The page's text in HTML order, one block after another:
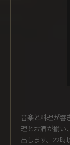
音楽と料理が響
理とお酒が揃い
出します。22時